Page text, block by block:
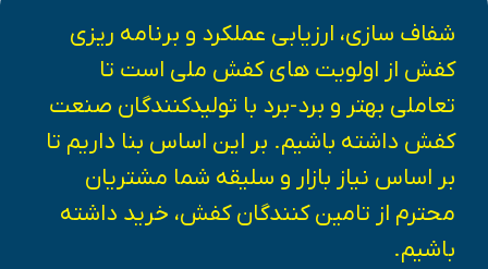
شفاف سازی، ارزیابی عملکرد و برنامه ریزی
کفش از اولویت های کفش ملی است تا
تعاملی بهتر و برد-برد با تولیدکنندگان صنعت
کفش داشته باشیم. بر این اساس بنا داریم تا
بر اساس نیاز بازار و سلیقه شما مشتریان
محترم از تامین کنندگان کفش، خرید داشته
باشیم.